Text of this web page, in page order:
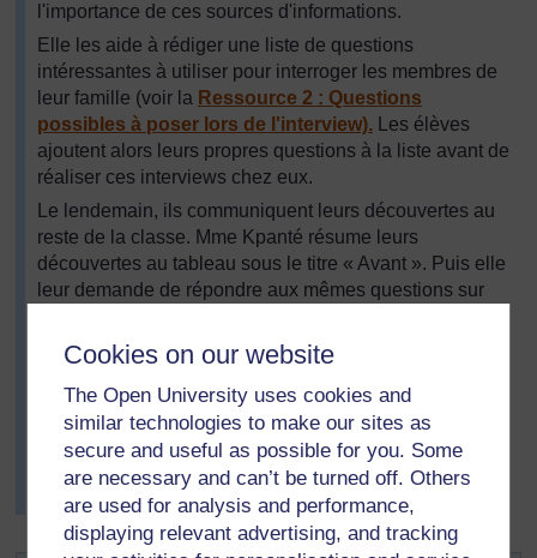
Cookies on our website
The Open University uses cookies and
similar technologies to make our sites as
secure and useful as possible for you. Some
are necessary and can’t be turned off. Others
are used for analysis and performance,
displaying relevant advertising, and tracking
l'importance de ces sources d'informations.
Elle les aide à rédiger une liste de questions
intéressantes à utiliser pour interroger les membres de
leur famille (voir la Ressource 2 : Questions
possibles à poser lors de l'interview). Les élèves
ajoutent alors leurs propres questions à la liste avant de
réaliser ces interviews chez eux.
Le lendemain, ils communiquent leurs découvertes au
reste de la classe. Mme Kpanté résume leurs
découvertes au tableau sous le titre « Avant ». Puis elle
leur demande de répondre aux mêmes questions sur
titre « Maintenant ». Elle leur demande de penser en
quoi leurs vies sont différentes des vies des membres
de leur famille dans le passé. Puis elle demande aux
élèves de comparer en groupe de deux « Avant » et «
Maintenant ». Les élèves plus jeunes écrivent
deux/trois phrases avec les mots inscrits sur le tableau.
Les élèves plus âgés écrivent un court paragraphe.